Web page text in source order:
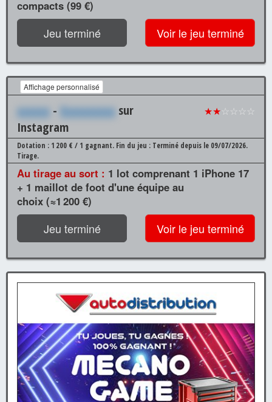
compacts (99 €)
Jeu terminé Voir le jeu terminé
Affichage personnalisé
xxxxxx - Xxxxxxxxxx sur
Instagram
★★☆☆☆☆
Dotation : 1 200 € / 1 gagnant. Fin du jeu : Terminé depuis le 09/07/2026.
Tirage.
Au tirage au sort : 1 lot comprenant 1 iPhone 17
+ 1 maillot de foot d'une équipe au
choix (≈1 200 €)
Jeu terminé Voir le jeu terminé